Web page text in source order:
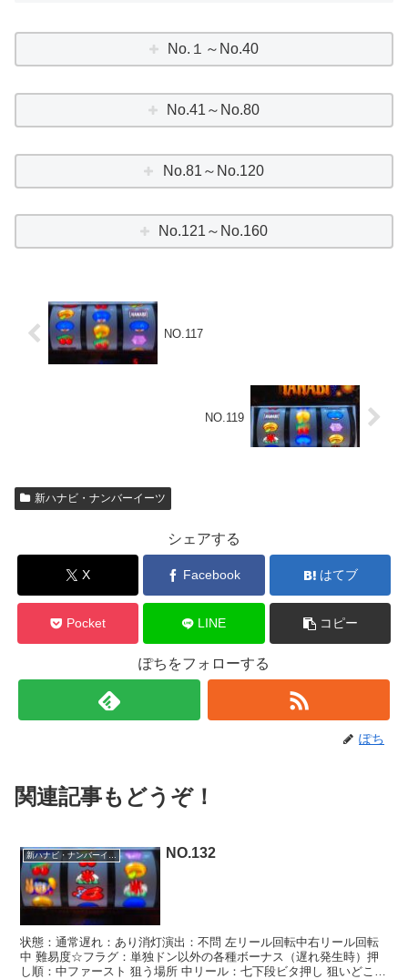
No.１～No.40
No.41～No.80
No.81～No.120
No.121～No.160
NO.117
NO.119
新ハナビ・ナンバーイーツ
シェアする
X Facebook はてブ
Pocket LINE コピー
ぽちをフォローする
ぽち
関連記事もどうぞ！
新ハナビ・ナンバーイーツ NO.132
状態：通常遅れ：あり消灯演出：不問 左リール回転中右リール回転
中 難易度☆フラグ：単独ドン以外の各種ボーナス（遅れ発生時）押
し順：中ファースト 狙う場所 中リール：七下段ビタ押し 狙いどころ